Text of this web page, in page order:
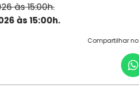
às 15:00h.
às 15:00h.
Compartilhar